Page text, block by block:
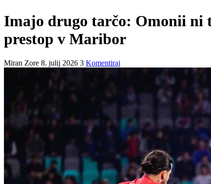
Imajo drugo tarčo: Omonii ni
prestop v Maribor
Miran Zore 8. julij 2026 3 Komentiraj